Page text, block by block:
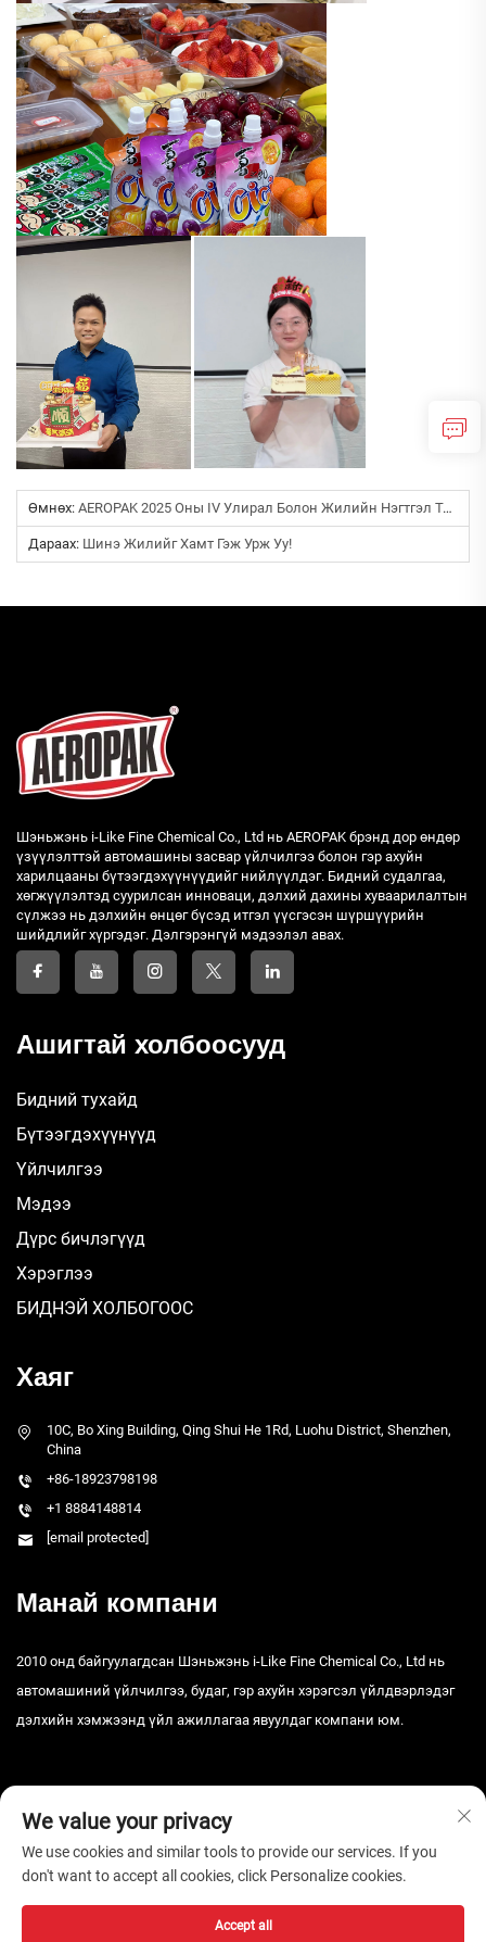
Өмнөх: AEROPAK 2025 Оны IV Улирал Болон Жилийн Нэгтгэл Тайлан
Дараах: Шинэ Жилийг Хамт Гэж Урж Уу!
Шэньжэнь i-Like Fine Chemical Co., Ltd нь AEROPAK брэнд дор өндөр
үзүүлэлттэй автомашины засвар үйлчилгээ болон гэр ахуйн
харилцааны бүтээгдэхүүнүүдийг нийлүүлдэг. Бидний судалгаа,
хөгжүүлэлтэд суурилсан инноваци, дэлхий дахины хуваарилалтын
сүлжээ нь дэлхийн өнцөг бүсэд итгэл үүсгэсэн шүршүүрийн
шийдлийг хүргэдэг. Дэлгэрэнгүй мэдээлэл авах.
Ашигтай холбоосууд
Бидний тухайд
Бүтээгдэхүүнүүд
Үйлчилгээ
Мэдээ
Дүрс бичлэгүүд
Хэрэглээ
БИДНЭЙ ХОЛБОГООС
Хаяг
10C, Bo Xing Building, Qing Shui He 1Rd, Luohu District, Shenzhen,
China
+86-18923798198
+1 8884148814
[email protected]
Манай компани
2010 онд байгуулагдсан Шэньжэнь i-Like Fine Chemical Co., Ltd нь
автомашиний үйлчилгээ, будаг, гэр ахуйн хэрэгсэл үйлдвэрлэдэг
дэлхийн хэмжээнд үйл ажиллагаа явуулдаг компани юм.
Зохиогчийн эрх © 2026 Шэньчжэний i-Like Тоног төхөөрөмжийн ХХК.
We value your privacy
We use cookies and similar tools to provide our services. If you
don't want to accept all cookies, click Personalize cookies.
Accept all